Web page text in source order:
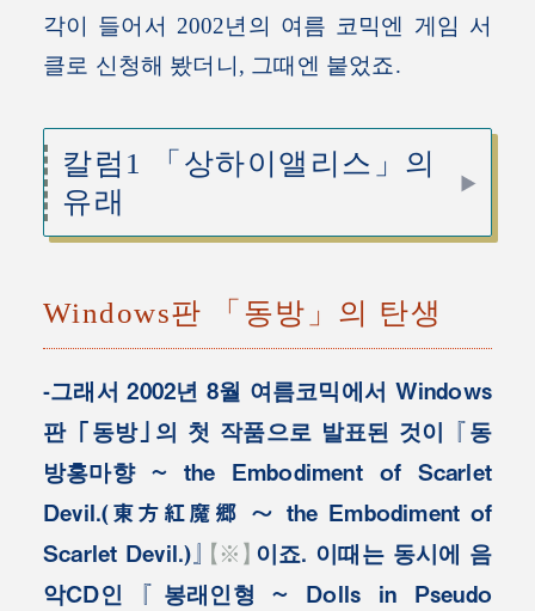
각이 들어서 2002년의 여름 코믹엔 게임 서
클로 신청해 봤더니, 그때엔 붙었죠.
칼럼1 「상하이앨리스」의
유래
Windows판 「동방」의 탄생
-그래서 2002년 8월 여름코믹에서 Windows
판 「동방」의 첫 작품으로 발표된 것이 『동
방홍마향 ~ the Embodiment of Scarlet
Devil.(東方紅魔郷 ～ the Embodiment of
Scarlet Devil.)』 【※】 이죠. 이때는 동시에 음
악CD인 『봉래인형 ~ Dolls in Pseudo